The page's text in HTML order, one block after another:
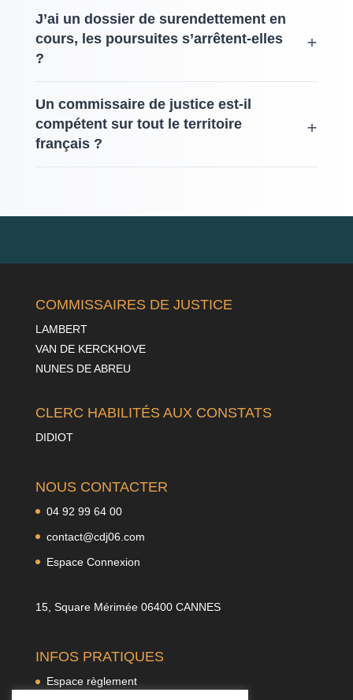
J’ai un dossier de surendettement en
cours, les poursuites s’arrêtent-elles
?
Un commissaire de justice est-il
compétent sur tout le territoire
français ?
COMMISSAIRES DE JUSTICE
LAMBERT
VAN DE KERCKHOVE
NUNES DE ABREU
CLERC HABILITÉS AUX CONSTATS
DIDIOT
NOUS CONTACTER
04 92 99 64 00
contact@cdj06.com
Espace Connexion
15, Square Mérimée 06400 CANNES
INFOS PRATIQUES
Espace règlement